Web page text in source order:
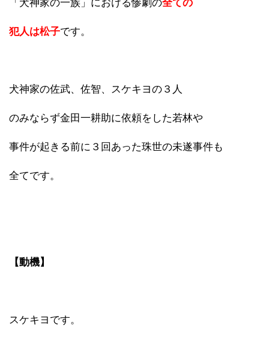
「犬神家の一族」における惨劇の全ての
犯人は松子です。
犬神家の佐武、佐智、スケキヨの３人
のみならず金田一耕助に依頼をした若林や
事件が起きる前に３回あった珠世の未遂事件も
全てです。
【動機】
スケキヨです。